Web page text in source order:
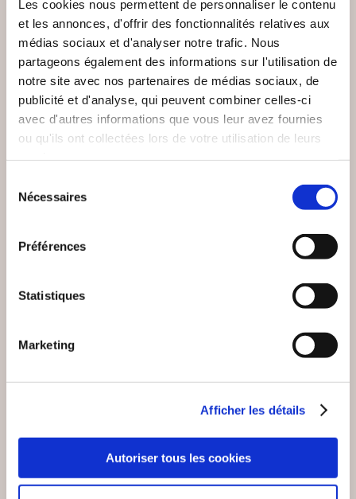
Les cookies nous permettent de personnaliser le contenu
et les annonces, d'offrir des fonctionnalités relatives aux
médias sociaux et d'analyser notre trafic. Nous
partageons également des informations sur l'utilisation de
notre site avec nos partenaires de médias sociaux, de
publicité et d'analyse, qui peuvent combiner celles-ci
avec d'autres informations que vous leur avez fournies
ou qu'ils ont collectées lors de votre utilisation de leurs
Nécessaires
Préférences
Statistiques
Marketing
Afficher les détails
Autoriser tous les cookies
(0 avis)
Laure Hoffner
LES 5 VOLEURS DE
VOLONTÉ_TOME 1
Bien-être, santé, famille
(0 avis)
Luis de Léon
Bien-être, santé, famille
(1 avis)
Nuur
(2 avis)
Myriam Agnes Montout